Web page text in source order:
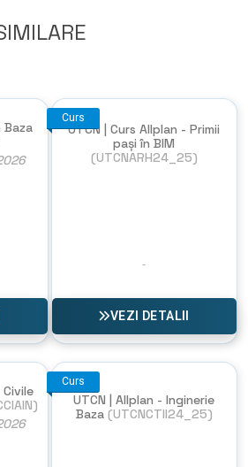
Baza
Curs
UTCN | Curs Allplan - Primii
pași în BIM
(UTCNARH24_25)
VEZI DETALII
Civile
Curs
UTCN | Allplan - Inginerie
Baza (UTCNCTII24_25)